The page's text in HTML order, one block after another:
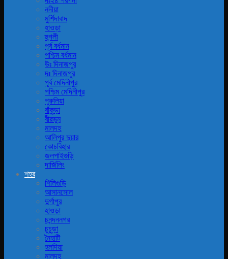
নদীয়া
মুর্শিদাবাদ
হাওড়া
হুগলী
পূর্ব বর্ধমান
পশ্চিম বর্ধমান
উঃ দিনাজপুর
দঃ দিনাজপুর
পূর্ব মেদিনীপুর
পশ্চিম মেদিনীপুর
পুরুলিয়া
বাঁকুড়া
বীরভুম
মালদহ
আলিপুর দুয়ার
কোচবিহার
জলপাইগুড়ি
দার্জিলিং
শহর
শিলিগুড়ি
আসানসোল
দুর্গাপুর
হাওড়া
চনন্দননগর
চুচুড়া
নৈহাটি
হলদিয়া
মালদহ